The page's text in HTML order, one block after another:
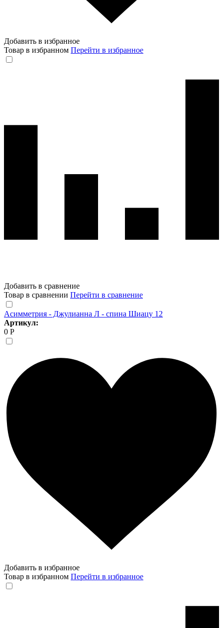
Добавить в избранное
Товар в избранном Перейти в избранное
Добавить в сравнение
Товар в сравнении Перейти в сравнение
Асимметрия - Джулианна Л - спина Шиацу 12
Артикул:
0 Р
Добавить в избранное
Товар в избранном Перейти в избранное